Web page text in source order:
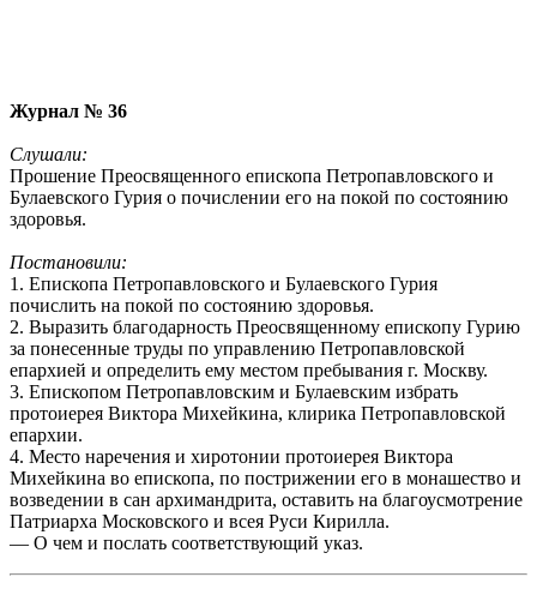
Журнал № 36
Слушали:
Прошение Преосвященного епископа Петропавловского и
Булаевского Гурия о почислении его на покой по состоянию
здоровья.
Постановили:
1. Епископа Петропавловского и Булаевского Гурия
почислить на покой по состоянию здоровья.
2. Выразить благодарность Преосвященному епископу Гурию
за понесенные труды по управлению Петропавловской
епархией и определить ему местом пребывания г. Москву.
3. Епископом Петропавловским и Булаевским избрать
протоиерея Виктора Михейкина, клирика Петропавловской
епархии.
4. Место наречения и хиротонии протоиерея Виктора
Михейкина во епископа, по пострижении его в монашество и
возведении в сан архимандрита, оставить на благоусмотрение
Патриарха Московского и всея Руси Кирилла.
— О чем и послать соответствующий указ.